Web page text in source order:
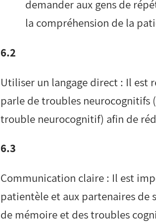
demander aux gens de
la compréhension de la
6.2
Utiliser un langage direct : Il est
parle de troubles neurocognitifs
trouble neurocognitif) afin de
6.3
Communication claire : Il est
patientèle et aux partenaires de
de mémoire et des troubles